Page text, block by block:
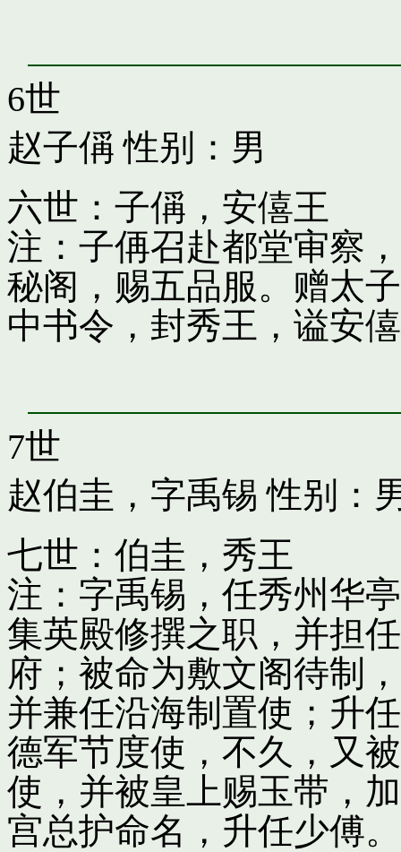
6世
赵子偁 性别：男
六世：子偁，安僖王
注：子侢召赴都堂审察
秘阁，赐五品服。赠太
中书令，封秀王，谥安
7世
赵伯圭，字禹锡 性别：
七世：伯圭，秀王
注：字禹锡，任秀州华
集英殿修撰之职，并担
府；被命为敷文阁待制
并兼任沿海制置使；升
德军节度使，不久，又
使，并被皇上赐玉带，
宫总护命名，升任少傅